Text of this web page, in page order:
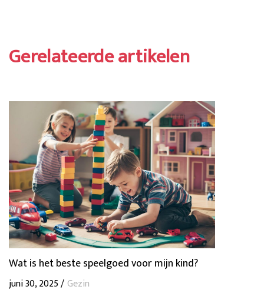
Gerelateerde artikelen
Wat is het beste speelgoed voor mijn kind?
juni 30, 2025 /Gezin